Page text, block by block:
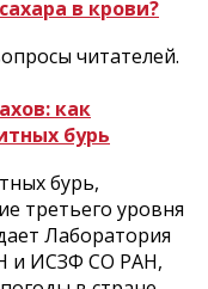
в крови?
читателей.
как
бурь
бурь,
третьего уровня
Лаборатория
и ИСЗФ СО РАН,